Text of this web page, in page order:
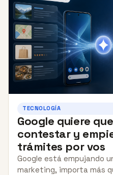
TECNOLOGÍA
Google quiere
contestar y
trámites por vos
Google está empujando
marketing, importa más